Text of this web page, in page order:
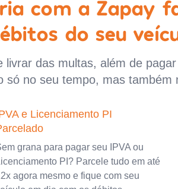
com a Zapay
do seu
das multas, além de
só no seu tempo, mas também
e Licenciamento PI
grana para pagar seu IPVA ou
PI? Parcele tudo em até
agora mesmo e fique com seu